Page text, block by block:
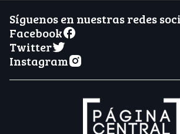
Síguenos en nuestras redes
Facebook
Twitter
Instagram